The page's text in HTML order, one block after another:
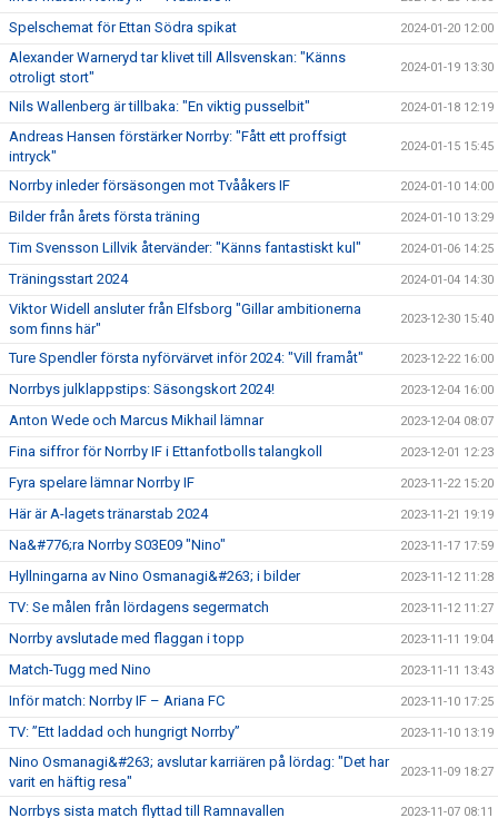
Spelschemat för Ettan Södra spikat 2024-01-20 12:00
Alexander Warneryd tar klivet till Allsvenskan: "Känns
otroligt stort"
2024-01-19 13:30
Nils Wallenberg är tillbaka: "En viktig pusselbit" 2024-01-18 12:19
Andreas Hansen förstärker Norrby: "Fått ett proffsigt
intryck"
2024-01-15 15:45
Norrby inleder försäsongen mot Tvååkers IF 2024-01-10 14:00
Bilder från årets första träning 2024-01-10 13:29
Tim Svensson Lillvik återvänder: "Känns fantastiskt kul" 2024-01-06 14:25
Träningsstart 2024 2024-01-04 14:30
Viktor Widell ansluter från Elfsborg "Gillar ambitionerna
som finns här"
2023-12-30 15:40
Ture Spendler första nyförvärvet inför 2024: "Vill framåt" 2023-12-22 16:00
Norrbys julklappstips: Säsongskort 2024! 2023-12-04 16:00
Anton Wede och Marcus Mikhail lämnar 2023-12-04 08:07
Fina siffror för Norrby IF i Ettanfotbolls talangkoll 2023-12-01 12:23
Fyra spelare lämnar Norrby IF 2023-11-22 15:20
Här är A-lagets tränarstab 2024 2023-11-21 19:19
Na&#776;ra Norrby S03E09 "Nino" 2023-11-17 17:59
Hyllningarna av Nino Osmanagi&#263; i bilder 2023-11-12 11:28
TV: Se målen från lördagens segermatch 2023-11-12 11:27
Norrby avslutade med flaggan i topp 2023-11-11 19:04
Match-Tugg med Nino 2023-11-11 13:43
Inför match: Norrby IF – Ariana FC 2023-11-10 17:25
TV: ”Ett laddad och hungrigt Norrby” 2023-11-10 13:19
Nino Osmanagi&#263; avslutar karriären på lördag: "Det har
varit en häftig resa"
2023-11-09 18:27
Norrbys sista match flyttad till Ramnavallen 2023-11-07 08:11